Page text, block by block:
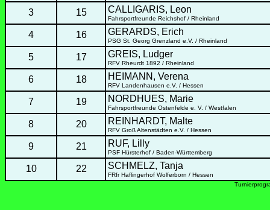
3 15 CALLIGARIS, Leon
Fahrsportfreunde Reichshof / Rheinland
4 16 GERARDS, Erich
PSG St. Georg Grenzland e.V. / Rheinland
5 17 GREIS, Ludger
RFV Rheurdt 1892 / Rheinland
6 18 HEIMANN, Verena
RFV Landenhausen e.V. / Hessen
7 19 NORDHUES, Marie
Fahrsportfreunde Ostenfelde e. V. / Westfalen
8 20 REINHARDT, Malte
RFV Groß Altenstädten e.V. / Hessen
9 21 RUF, Lilly
PSF Hürsterhof / Baden-Württemberg
10 22 SCHMELZ, Tanja
FRfr Haflingerhof Wolferborn / Hessen